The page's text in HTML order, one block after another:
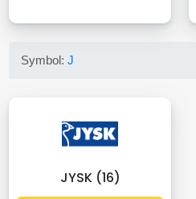
Symbol:J
JYSK (16)